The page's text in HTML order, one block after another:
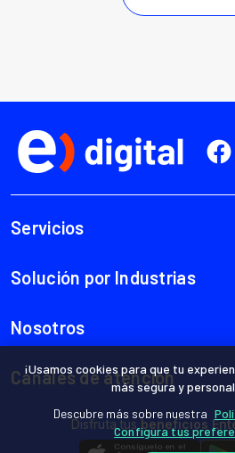
¡Usamos cookies para que tu
más segura y
Descubre más sobre nuestra
Configura tus